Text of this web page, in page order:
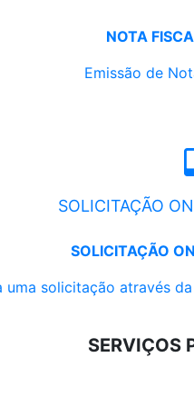
NOTA
Emissão de
SOLICITAÇÃO
SOLICITAÇÃO
uma solicitação através
SERVIÇOS